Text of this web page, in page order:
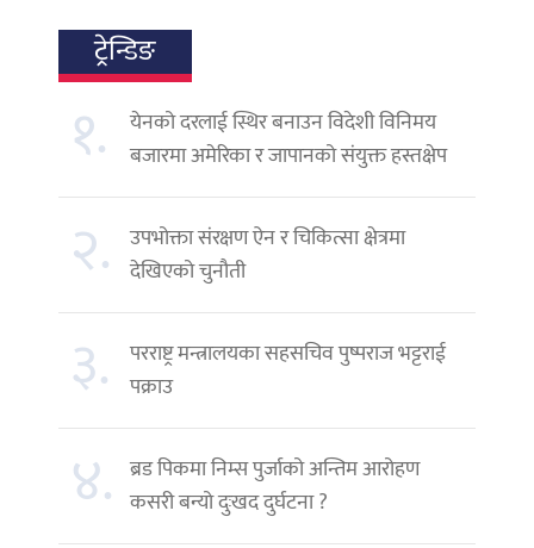
ट्रेन्डिङ
१.
येनको दरलाई स्थिर बनाउन विदेशी विनिमय
बजारमा अमेरिका र जापानको संयुक्त हस्तक्षेप
२. उपभोक्ता संरक्षण ऐन र चिकित्सा क्षेत्रमा
देखिएको चुनौती
३.
परराष्ट्र मन्त्रालयका सहसचिव पुष्पराज भट्टराई
पक्राउ
४. ब्रड पिकमा निम्स पुर्जाको अन्तिम आरोहण
कसरी बन्यो दुःखद दुर्घटना ?